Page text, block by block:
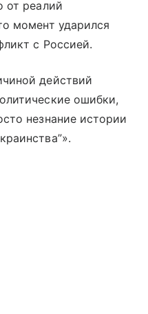
от реалий
момент ударился
с Россией.
действий
ошибки,
незнание истории